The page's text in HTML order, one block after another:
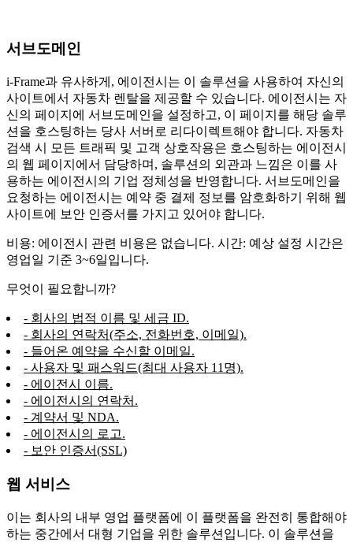
서브도메인
i-Frame과 유사하게, 에이전시는 이 솔루션을 사용하여 자신의
사이트에서 자동차 렌탈을 제공할 수 있습니다. 에이전시는 자
신의 페이지에 서브도메인을 설정하고, 이 페이지를 해당 솔루
션을 호스팅하는 당사 서버로 리다이렉트해야 합니다. 자동차
검색 시 모든 트래픽 및 고객 상호작용은 호스팅하는 에이전시
의 웹 페이지에서 담당하며, 솔루션의 외관과 느낌은 이를 사
용하는 에이전시의 기업 정체성을 반영합니다. 서브도메인을
요청하는 에이전시는 예약 중 결제 정보를 암호화하기 위해 웹
사이트에 보안 인증서를 가지고 있어야 합니다.
비용: 에이전시 관련 비용은 없습니다. 시간: 예상 설정 시간은
영업일 기준 3~6일입니다.
무엇이 필요합니까?
- 회사의 법적 이름 및 세금 ID.
- 회사의 연락처(주소, 전화번호, 이메일).
- 들어온 예약을 수신할 이메일.
- 사용자 및 패스워드(최대 사용자 11명).
- 에이전시 이름.
- 에이전시의 연락처.
- 계약서 및 NDA.
- 에이전시의 로고.
- 보안 인증서(SSL)
웹 서비스
이는 회사의 내부 영업 플랫폼에 이 플랫폼을 완전히 통합해야
하는 중간에서 대형 기업을 위한 솔루션입니다. 이 솔루션을